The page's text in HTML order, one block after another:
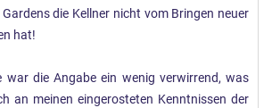
die Kellner nicht vom Bringen neuer
hat!
war die Angabe ein wenig verwirrend, was
an meinen eingerosteten Kenntnissen der